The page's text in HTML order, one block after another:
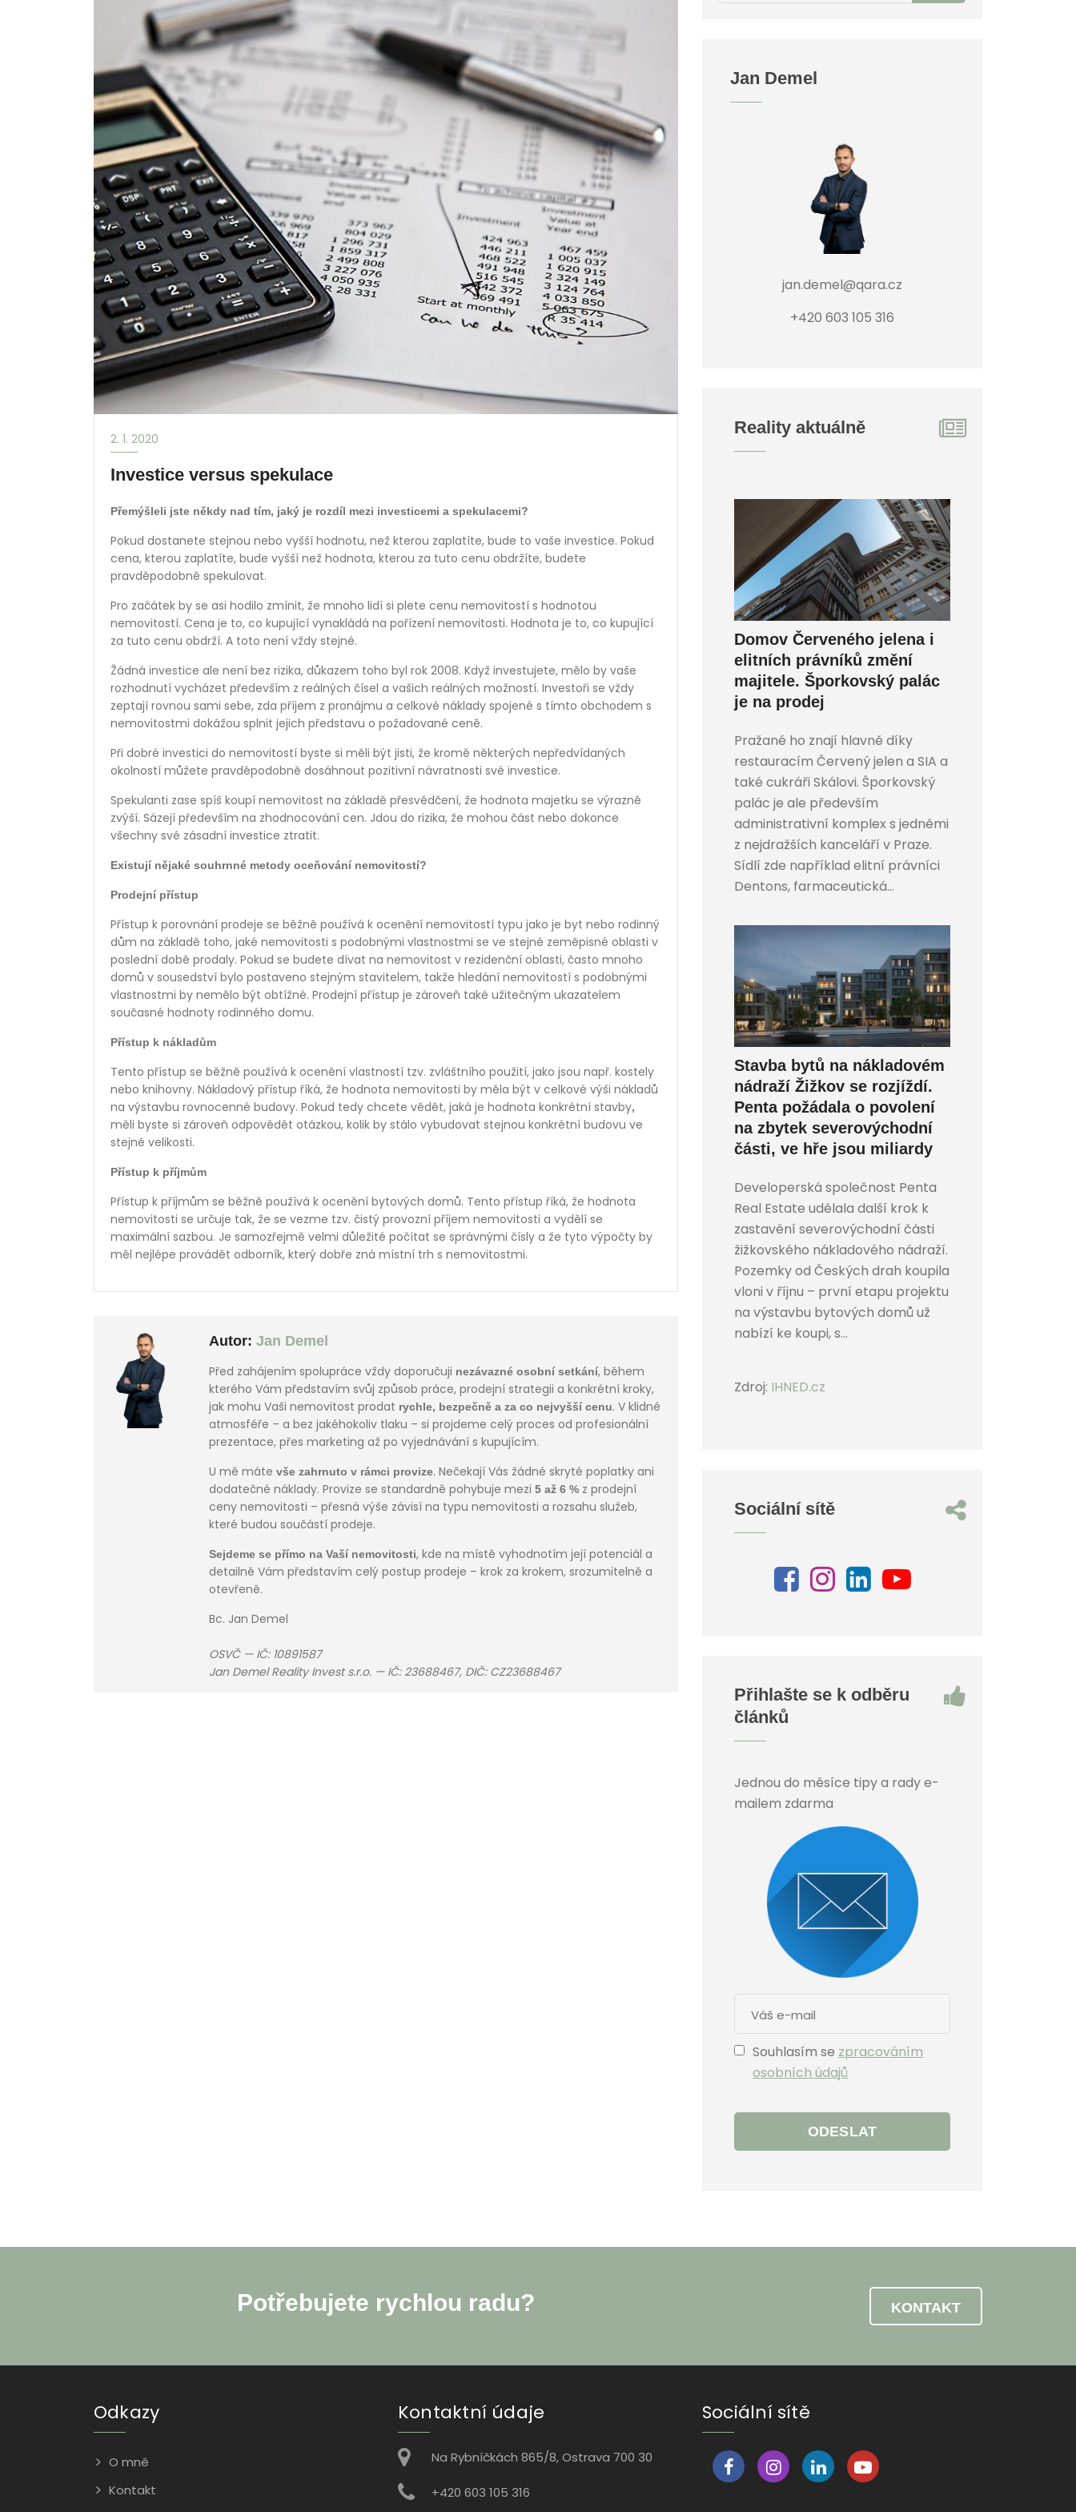
2. 1. 2020
Investice versus spekulace
Přemýšleli jste někdy nad tím, jaký je rozdíl mezi investicemi a spekulacemi?
Pokud dostanete stejnou nebo vyšší hodnotu, než kterou zaplatíte, bude to vaše investice. Pokud
cena, kterou zaplatíte, bude vyšší než hodnota, kterou za tuto cenu obdržíte, budete
pravděpodobně spekulovat.
Pro začátek by se asi hodilo zmínit, že mnoho lidí si plete cenu nemovitostí s hodnotou
nemovitostí. Cena je to, co kupující vynakládá na pořízení nemovitosti. Hodnota je to, co kupující
za tuto cenu obdrží. A toto není vždy stejné.
Žádná investice ale není bez rizika, důkazem toho byl rok 2008. Když investujete, mělo by vaše
rozhodnutí vycházet především z reálných čísel a vašich reálných možností. Investoři se vždy
zeptají rovnou sami sebe, zda příjem z pronájmu a celkové náklady spojené s tímto obchodem s
nemovitostmi dokážou splnit jejich představu o požadované ceně.
Při dobré investici do nemovitostí byste si měli být jisti, že kromě některých nepředvídaných
okolností můžete pravděpodobně dosáhnout pozitivní návratnosti své investice.
Spekulanti zase spíš koupí nemovitost na základě přesvědčení, že hodnota majetku se výrazně
zvýší. Sázejí především na zhodnocování cen. Jdou do rizika, že mohou část nebo dokonce
všechny své zásadní investice ztratit.
Existují nějaké souhrnné metody oceňování nemovitostí?
Prodejní přístup
Přístup k porovnání prodeje se běžně používá k ocenění nemovitostí typu jako je byt nebo rodinný
dům na základě toho, jaké nemovitosti s podobnými vlastnostmi se ve stejné zeměpisné oblasti v
poslední době prodaly. Pokud se budete dívat na nemovitost v rezidenční oblasti, často mnoho
domů v sousedství bylo postaveno stejným stavitelem, takže hledání nemovitostí s podobnými
vlastnostmi by nemělo být obtížné. Prodejní přístup je zároveň také užitečným ukazatelem
současné hodnoty rodinného domu.
Přístup k nákladům
Tento přístup se běžně používá k ocenění vlastností tzv. zvláštního použití, jako jsou např. kostely
nebo knihovny. Nákladový přístup říká, že hodnota nemovitosti by měla být v celkové výši nákladů
na výstavbu rovnocenné budovy. Pokud tedy chcete vědět, jaká je hodnota konkrétní stavby,
měli byste si zároveň odpovědět otázkou, kolik by stálo vybudovat stejnou konkrétní budovu ve
stejné velikosti.
Přístup k příjmům
Přístup k příjmům se běžně používá k ocenění bytových domů. Tento přístup říká, že hodnota
nemovitosti se určuje tak, že se vezme tzv. čistý provozní příjem nemovitosti a vydělí se
maximální sazbou. Je samozřejmě velmi důležité počítat se správnými čísly a že tyto výpočty by
měl nejlépe provádět odborník, který dobře zná místní trh s nemovitostmi.
Autor: Jan Demel
Před zahájením spolupráce vždy doporučuji nezávazné osobní setkání, během
kterého Vám představím svůj způsob práce, prodejní strategii a konkrétní kroky,
jak mohu Vaši nemovitost prodat rychle, bezpečně a za co nejvyšší cenu. V klidné
atmosféře – a bez jakéhokoliv tlaku – si projdeme celý proces od profesionální
prezentace, přes marketing až po vyjednávání s kupujícím.
U mě máte vše zahrnuto v rámci provize. Nečekají Vás žádné skryté poplatky ani
dodatečné náklady. Provize se standardně pohybuje mezi 5 až 6 %z prodejní
ceny nemovitosti – přesná výše závisí na typu nemovitosti a rozsahu služeb,
které budou součástí prodeje.
Sejdeme se přímo na Vaší nemovitosti, kde na místě vyhodnotím její potenciál a
detailně Vám představím celý postup prodeje – krok za krokem, srozumitelně a
otevřeně.
Bc. Jan Demel
OSVČ — IČ: 10891587
Jan Demel Reality Invest s.r.o. — IČ: 23688467, DIČ: CZ23688467
Jan Demel
jan.demel@qara.cz
+420 603 105 316
Reality aktuálně
Domov Červeného jelena i
elitních právníků změní
majitele. Šporkovský palác
je na prodej
Pražané ho znají hlavně díky
restauracím Červený jelen a SIA a
také cukráři Skálovi. Šporkovský
palác je ale především
administrativní komplex s jedněmi
z nejdražších kanceláří v Praze.
Sídlí zde například elitní právníci
Dentons, farmaceutická...
Stavba bytů na nákladovém
nádraží Žižkov se rozjíždí.
Penta požádala o povolení
na zbytek severovýchodní
části, ve hře jsou miliardy
Developerská společnost Penta
Real Estate udělala další krok k
zastavění severovýchodní části
žižkovského nákladového nádraží.
Pozemky od Českých drah koupila
vloni v říjnu – první etapu projektu
na výstavbu bytových domů už
nabízí ke koupi, s...
Zdroj: IHNED.cz
Sociální sítě
Přihlašte se k odběru
článků
Jednou do měsíce tipy a rady e-
mailem zdarma
Souhlasím se zpracováním
osobních údajů
ODESLAT
Potřebujete rychlou radu? KONTAKT
Odkazy
O mně
Kontakt
Kontaktní údaje
Na Rybníčkách 865/8, Ostrava 700 30
+420 603 105 316
Sociální sítě